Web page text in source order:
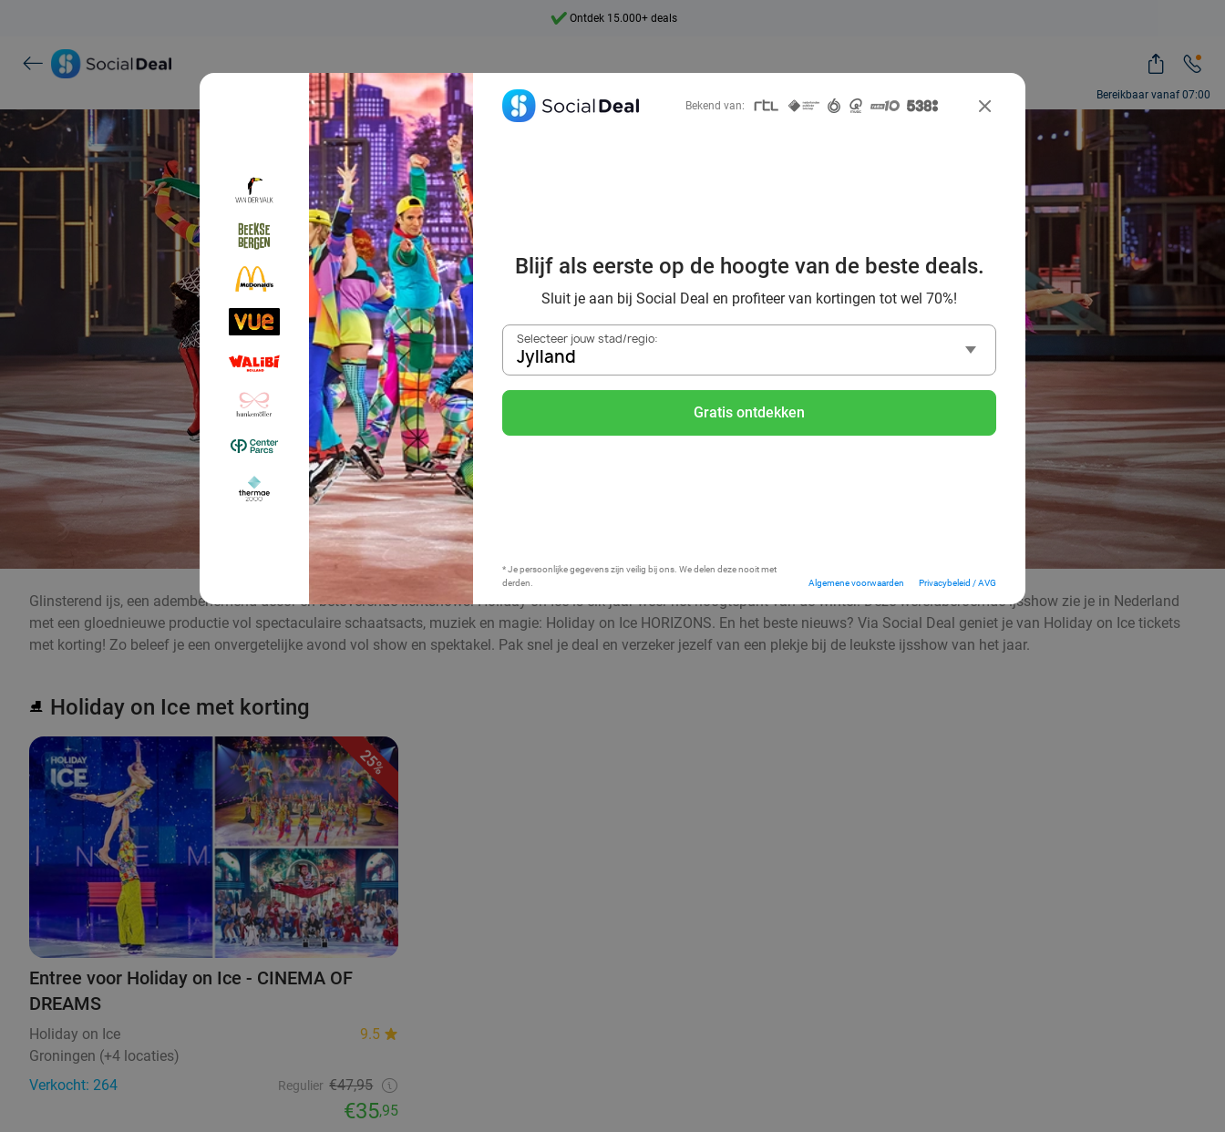
Bereikbaar vanaf 07:00
Ontdek 15.000+ deals
Holiday on Ice tickets met korting
Jylland
Bekend van:
Blijf als eerste op de hoogte van de beste deals.
Sluit je aan bij Social Deal en profiteer van kortingen tot wel 70%!
Selecteer jouw stad/regio:
Jylland
Gratis ontdekken
* Je persoonlijke gegevens zijn veilig bij ons. We delen deze nooit met
derden.
Algemene voorwaarden Privacybeleid / AVG
Glinsterend ijs, een adembenemend decor en betoverende lichtshows: Holiday on Ice is elk jaar weer het hoogtepunt van de winter. Deze wereldberoemde ijsshow zie je in Nederland
met een gloednieuwe productie vol spectaculaire schaatsacts, muziek en magie: Holiday on Ice HORIZONS. En het beste nieuws? Via Social Deal geniet je van Holiday on Ice tickets
met korting! Zo beleef je een onvergetelijke avond vol show en spektakel. Pak snel je deal en verzeker jezelf van een plekje bij de leukste ijsshow van het jaar.
⛸️ Holiday on Ice met korting
25%
Entree voor Holiday on Ice - CINEMA OF
DREAMS
Holiday on Ice
9.5
Groningen (+4 locaties)
Verkocht: 264
Regulier €47,95
€35,95